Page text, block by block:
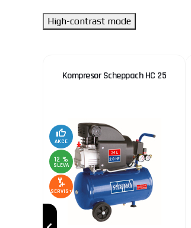
High-contrast mode
Kompresor Scheppach HC 25
AKCE
12 %
SLEVA
SERVIS+